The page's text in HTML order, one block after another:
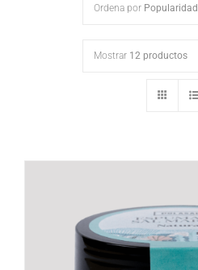
Ordena por Popularidad
Mostrar 12 productos